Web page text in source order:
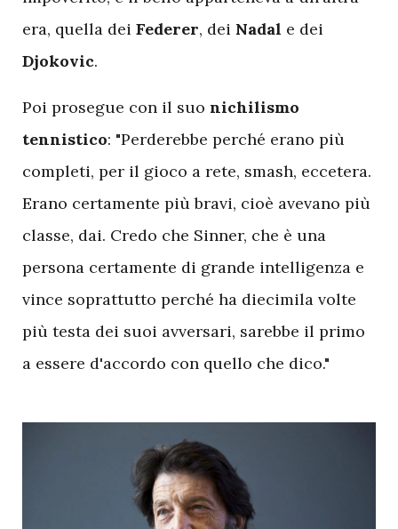
era, quella dei Federer, dei Nadal e dei
Djokovic.
Poi prosegue con il suo nichilismo
tennistico: "Perderebbe perché erano più
completi, per il gioco a rete, smash, eccetera.
Erano certamente più bravi, cioè avevano più
classe, dai. Credo che Sinner, che è una
persona certamente di grande intelligenza e
vince soprattutto perché ha diecimila volte
più testa dei suoi avversari, sarebbe il primo
a essere d'accordo con quello che dico."